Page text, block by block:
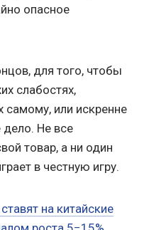
опасное
для того, чтобы
слабостях,
самому, или искренне
дело. Не все
товар, а ни один
в честную игру.
на китайские